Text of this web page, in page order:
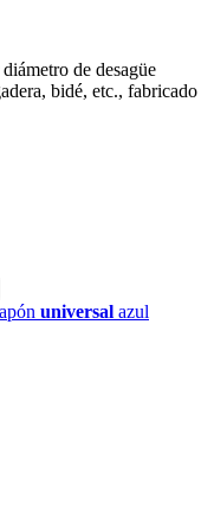
de desagüe
bidé, etc., fabricado
universal azul